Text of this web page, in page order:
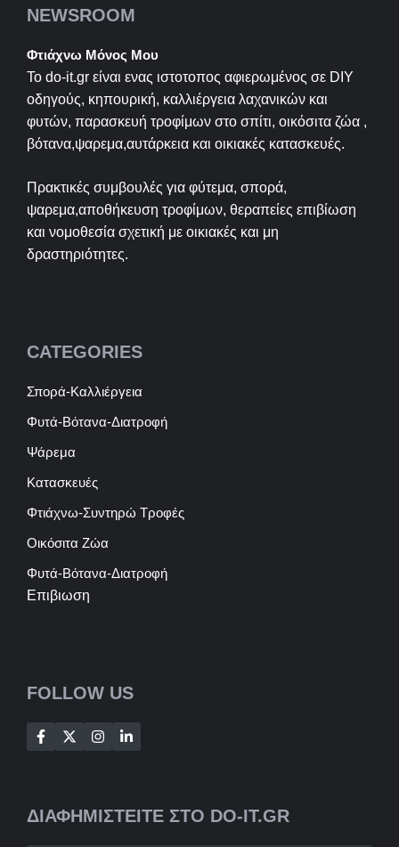
NEWSROOM
Φτιάχνω Μόνος Μου
Το do-it.gr είναι ενας ιστοτοπος αφιερωμένος σε DIY
οδηγούς, κηπουρική, καλλιέργεια λαχανικών και
φυτών, παρασκευή τροφίμων στο σπίτι, οικόσιτα ζώα ,
βότανα,ψαρεμα,αυτάρκεια και οικιακές κατασκευές.
Πρακτικές συμβουλές για φύτεμα, σπορά,
ψαρεμα,αποθήκευση τροφίμων, θεραπείες επιβίωση
και νομοθεσία σχετική με οικιακές και μη
δραστηριότητες.
CATEGORIES
Σπορά-Καλλιέργεια
Φυτά-Βότανα-Διατροφή
Ψάρεμα
Κατασκευές
Φτιάχνω-Συντηρώ Τροφές
Οικόσιτα Ζώα
Φυτά-Βότανα-Διατροφή
Επιβιωση
FOLLOW US
ΔΙΑΦΗΜΙΣΤΕΙΤΕ ΣΤΟ DO-IT.GR